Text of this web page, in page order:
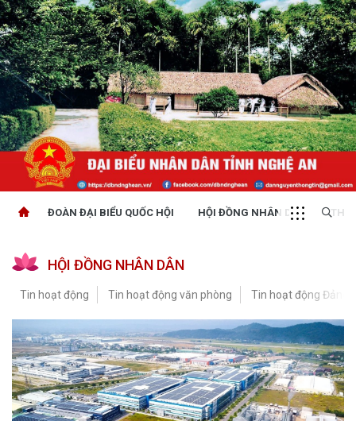
ĐOÀN ĐẠI BIỂU QUỐC HỘI HỘI ĐỒNG NHÂN DÂN
HỘI ĐỒNG NHÂN DÂN
Tin hoạt động Tin hoạt động văn phòng Tin hoạt động Đảng,